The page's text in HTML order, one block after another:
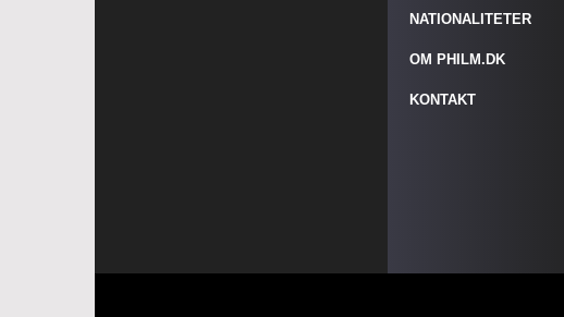
NATIONALITETER
OM PHILM.DK
KONTAKT